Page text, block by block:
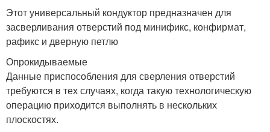
Этот универсальный кондуктор предназначен для
засверливания отверстий под минификс, конфирмат,
рафикс и дверную петлю
Опрокидываемые
Данные приспособления для сверления отверстий
требуются в тех случаях, когда такую технологическую
операцию приходится выполнять в нескольких
плоскостях.